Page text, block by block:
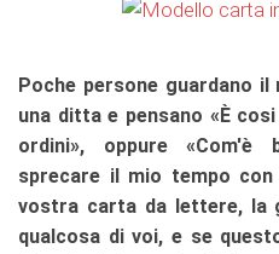
Poche persone guardano il
una ditta e pensano «È
ordini», oppure
sprecare il mio tempo
vostra carta da lettere, la
qualcosa di voi, e se